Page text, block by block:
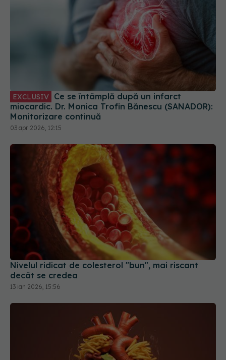
EXCLUSIV
miocardic. Dr. Monica Trofin Bănescu (SANADOR):
Monitorizare continuă
03 apr 2026, 12:15
Nivelul ridicat de colesterol "bun", mai riscant
decât se credea
13 ian 2026, 15:56